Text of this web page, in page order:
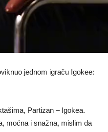
jednom igraču Igokee:
Partizan – Igokea.
moćna i snažna, mislim da